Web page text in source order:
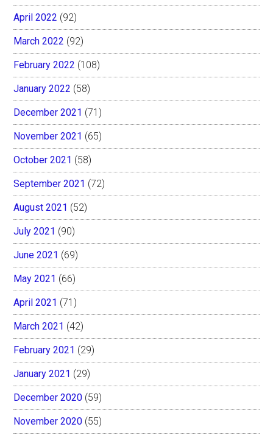
April 2022 (92)
March 2022 (92)
February 2022 (108)
January 2022 (58)
December 2021 (71)
November 2021 (65)
October 2021 (58)
September 2021 (72)
August 2021 (52)
July 2021 (90)
June 2021 (69)
May 2021 (66)
April 2021 (71)
March 2021 (42)
February 2021 (29)
January 2021 (29)
December 2020 (59)
November 2020 (55)